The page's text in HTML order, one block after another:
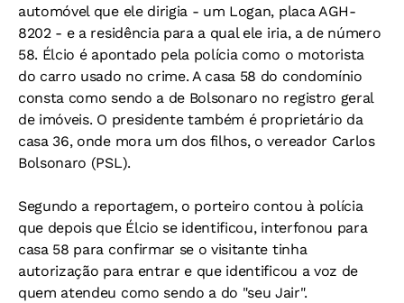
automóvel que ele dirigia - um Logan, placa AGH-
8202 - e a residência para a qual ele iria, a de número
58. Élcio é apontado pela polícia como o motorista
do carro usado no crime. A casa 58 do condomínio
consta como sendo a de Bolsonaro no registro geral
de imóveis. O presidente também é proprietário da
casa 36, onde mora um dos filhos, o vereador Carlos
Bolsonaro (PSL).
Segundo a reportagem, o porteiro contou à polícia
que depois que Élcio se identificou, interfonou para
casa 58 para confirmar se o visitante tinha
autorização para entrar e que identificou a voz de
quem atendeu como sendo a do "seu Jair".